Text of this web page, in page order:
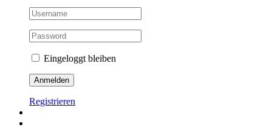
Eingeloggt bleiben
Registrieren